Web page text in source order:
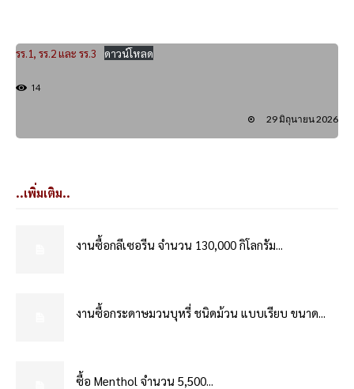
รร.1, รร.2 และ รร.3 ดาวน์โหลด
14
29 มิถุนายน 2026
..เพิ่มเติม..
งานซื้อกลีเซอรีน จำนวน 130,000 กิโลกรัม...
งานซื้อกระดาษมวนบุหรี่ ชนิดม้วน แบบเรียบ ขนาด...
ซื้อ Menthol จำนวน 5,500...